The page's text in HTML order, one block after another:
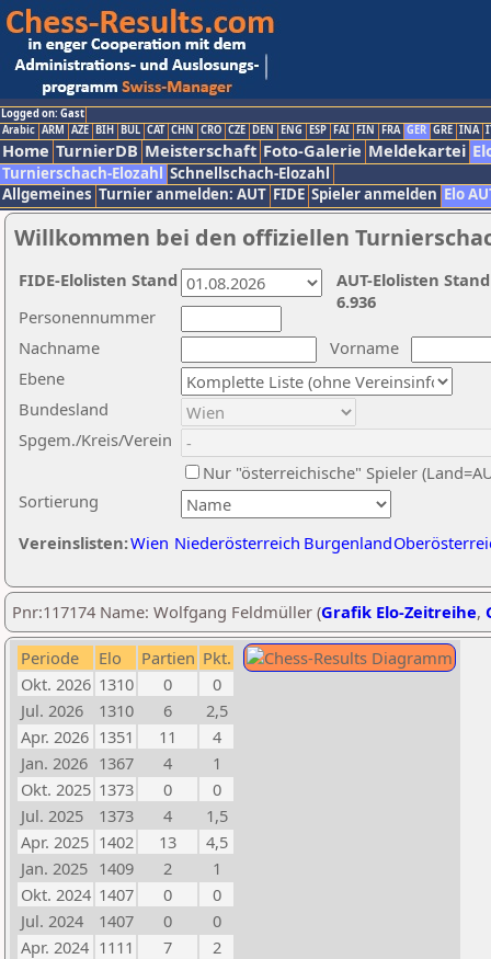
Logged on: Gast
Arabic ARM AZE BIH BUL CAT CHN CRO CZE DEN ENG ESP FAI FIN FRA GER GRE INA
Home TurnierDB Meisterschaft Foto-Galerie Meldekartei
Turnierschach-Elozahl Schnellschach-Elozahl
Allgemeines Turnier anmelden: AUT FIDE Spieler anmelden Elo
Willkommen bei den offiziellen
Nachname
Vorname
Ebene
Sortierung
Personennummer
Bundesland
Spgem./Kreis/Verein
Nur "österreichische" Spieler
Vereinslisten:Wien Niederösterreich Burgenland
AUT-Elolisten
6.936
FIDE-Elolisten Stand
Pnr:117174 Name: Wolfgang Feldmüller (Grafik Elo-Zeitreihe,
Periode Elo Partien Pkt.
Okt. 2026 1310 0
0
Jul. 2026
1310 6
2,5
Apr. 2026 1351 11
4
Jan. 2026 1367 4
1
Okt. 2025 1373 0
0
Jul. 2025
1373 4
1,5
Apr. 2025 1402 13
4,5
Jan. 2025 1409 2
1
Okt. 2024 1407 0
0
Jul. 2024
1407 0
0
Apr. 2024 1111 7
2